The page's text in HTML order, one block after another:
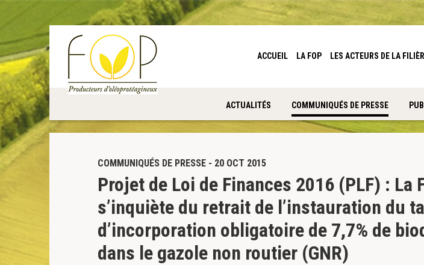
Panneau de gestion des cookies
ACCUEIL LA FOP LES ACTEURS DE LA
ACTUALITÉS COMMUNIQUÉS DE PRESSE
COMMUNIQUÉS DE PRESSE - 20 OCT 2015
Projet de Loi de Finances 2016 (PLF) : La
s’inquiète du retrait de l’instauration du
d’incorporation obligatoire de 7,7% de
dans le gazole non routier (GNR)